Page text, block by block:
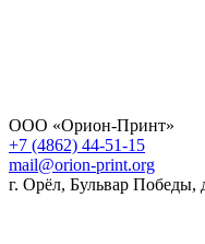
ООО «Орион-Принт»
+7 (4862) 44-51-15
mail@orion-print.org
г. Орёл, Бульвар Победы,